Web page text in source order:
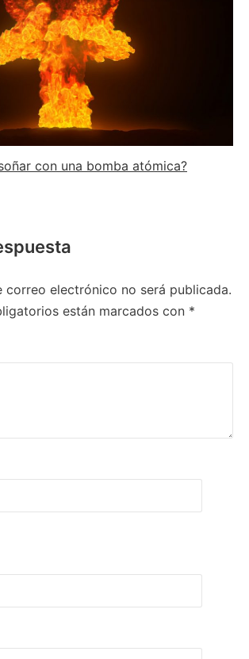
con una bomba atómica?
correo electrónico no será publicada.
están marcados con *